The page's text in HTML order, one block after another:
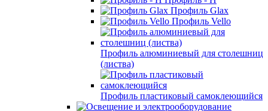
Профиль Glax
Профиль Vello
Профиль алюминиевый для столешниц
(листва)
Профиль пластиковый самоклеющийся